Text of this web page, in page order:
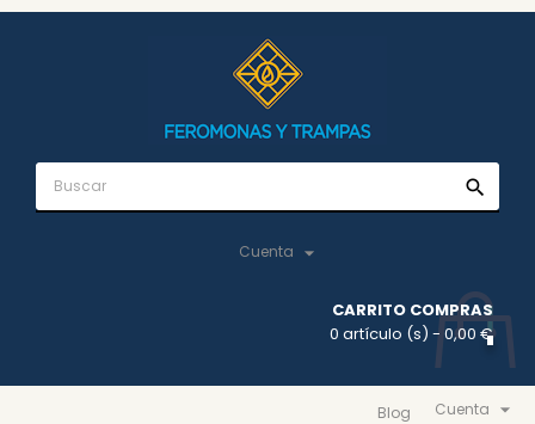
search
Cuenta 
CARRITO COMPRAS
0 artículo (s) - 0,00 €
Cuenta 
Blog